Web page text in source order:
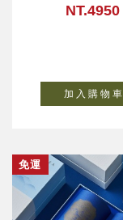
NT.4950
加 入 購 物 車
免運